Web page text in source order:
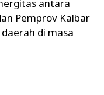
antara
Pemprov Kalbar
di masa